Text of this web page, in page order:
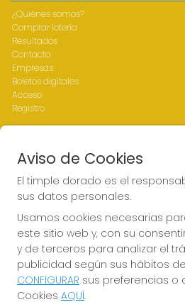
¿Quiénes somos?
Comprar lotería
Resultados
Contacto
Empresas
Boletos digitales
Acceso
Registro
CONTACTO
ADMINISTRACION DE LOTERIAS
Oficial 43700
928317168
web@eltimpledorado.com
Calle Mendizábal 1 - Local 11, Las Palmas
Aviso de Cookies
El timple dorado es el
sus datos personales.
Usamos cookies necesarias
este sitio web y, con su
y de terceros para analizar el
publicidad según sus hábitos
CONFIGURAR sus preferencias o
Cookies AQUÍ.